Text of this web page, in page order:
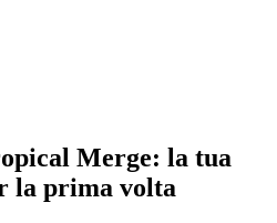
Merge: la tua
la prima volta